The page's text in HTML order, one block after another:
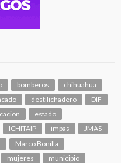
bomberos
chihuahua
destilichadero
DIF
estado
ICHITAIP impas
JMAS
Marco Bonilla
mujeres
municipio